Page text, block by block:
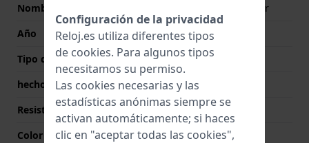
Nombre
Khaki Aviation Converter
Año
2020 Otoño/Invierno
Tipo de pantalla
analógico
hecho en Suiza
Si
Resistencia al agua
10 Bar (Natación)
Color de la esfera
Negro
Configuración de la privacidad
Reloj.es utiliza diferentes tipos
de cookies. Para algunos tipos
necesitamos su permiso.
Las cookies necesarias y las
estadísticas anónimas siempre se
activan automáticamente; si haces
clic en "aceptar todas las cookies",